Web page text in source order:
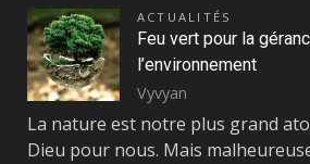
ACTUALITÉS
Feu vert pour la
l’environnement
Vyvyan
La nature est notre plus grand
Dieu pour nous. Mais